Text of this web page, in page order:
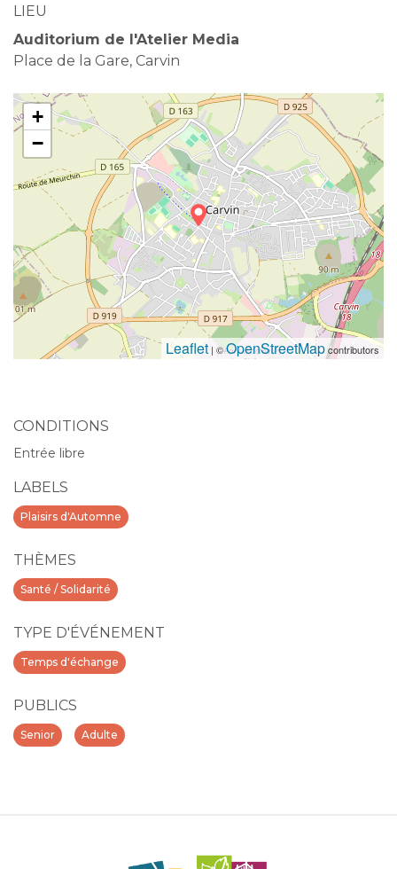
LIEU
Auditorium de l'Atelier Media
Place de la Gare, Carvin
+
−
Leaflet | ©OpenStreetMapcontributors
CONDITIONS
Entrée libre
LABELS
Plaisirs d'Automne
THÈMES
Santé / Solidarité
TYPE D'ÉVÉNEMENT
Temps d'échange
PUBLICS
Senior Adulte